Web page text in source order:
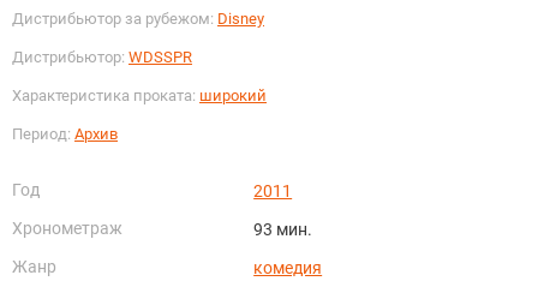
Дистрибьютор за рубежом: Disney
Дистрибьютор: WDSSPR
Характеристика проката: широкий
Период: Архив
Год
2011
Хронометраж
93 мин.
Жанр
комедия